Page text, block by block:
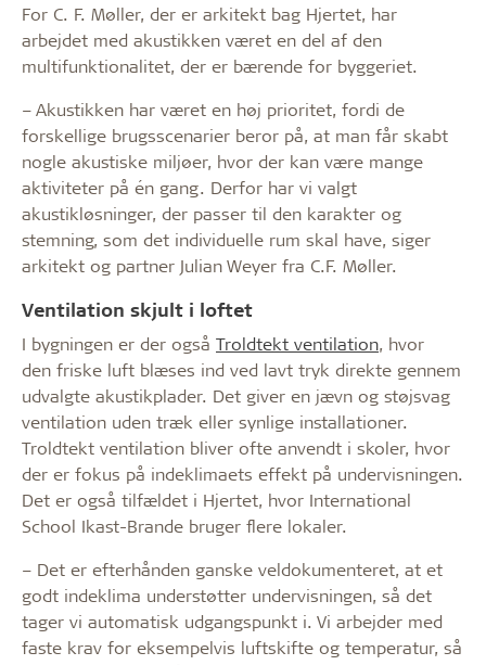
For C. F. Møller, der er arkitekt bag Hjertet, har
arbejdet med akustikken været en del af den
multifunktionalitet, der er bærende for byggeriet.
– Akustikken har været en høj prioritet, fordi de
forskellige brugsscenarier beror på, at man får skabt
nogle akustiske miljøer, hvor der kan være mange
aktiviteter på én gang. Derfor har vi valgt
akustikløsninger, der passer til den ­karakter og
stemning, som det individuelle rum skal have, ­siger
arkitekt og partner Julian Weyer fra C.F. Møller.
Ventilation skjult i loftet
I bygningen er der også Troldtekt ventilation, hvor
den ­friske luft blæses ind ved lavt tryk direkte gennem
udvalgte akustikplader. Det giver en jævn og støjsvag
ventilation uden træk eller synlige installationer.
Troldtekt ventilation bliver ofte anvendt i skoler, hvor
der er fokus på indeklimaets effekt på undervisningen.
Det er også tilfældet i Hjertet, hvor ­Inter­national
School Ikast-Brande bruger flere lokaler.
– Det er efterhånden ganske veldokumenteret, at et
godt ­indeklima understøtter undervisningen, så det
tager vi automatisk udgangspunkt i. Vi arbejder med
faste krav for eksempelvis luftskifte og temperatur, så